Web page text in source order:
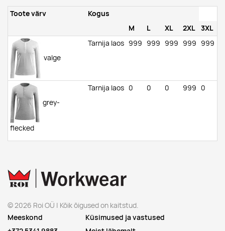
Toote värv
Kogus
M
L XL 2XL 3XL
valge
Tarnija laos 999 999 999 999 999
grey-
flecked
Tarnija laos 0 0 0 999 0
© 2026 Roi OÜ | Kõik õigused on kaitstud.
Meeskond
Küsimused ja vastused